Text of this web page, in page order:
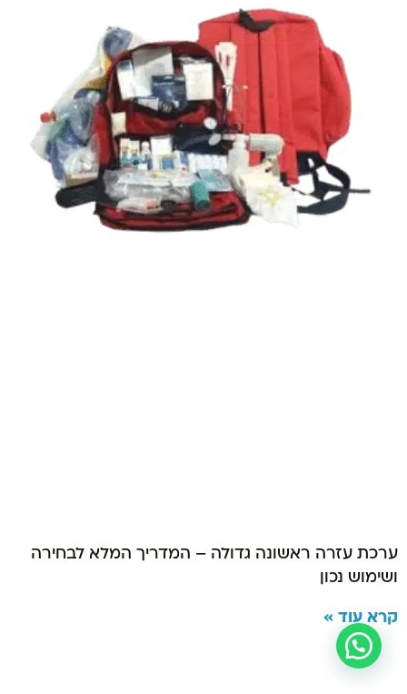
ערכת עזרה ראשונה גדולה – המדריך המלא לבחירה
ושימוש נכון
קרא עוד »